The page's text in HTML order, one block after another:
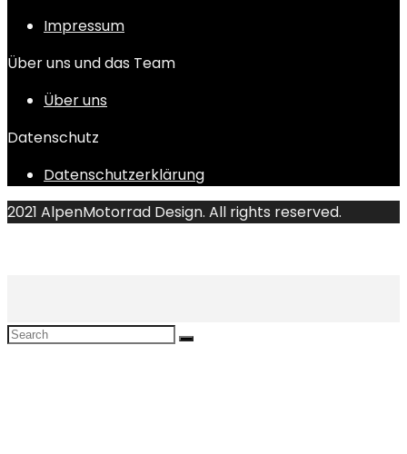
Impressum
Über uns und das Team
Über uns
Datenschutz
Datenschutzerklärung
2021 AlpenMotorrad Design. All rights reserved.